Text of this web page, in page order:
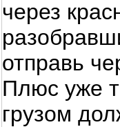
через
отправь
Плюс уже
грузом